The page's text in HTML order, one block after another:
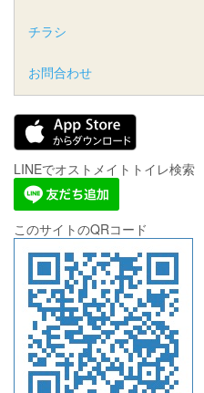
チラシ
お問合わせ
LINEでオストメイトトイレ検索
このサイトのQRコード